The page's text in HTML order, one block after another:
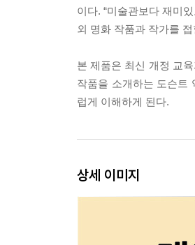
이다. “미술관보다 재미
외 명화 작품과 작가를
본 제품은 최신 개정 교
작품을 소개하는 도슨트
럽게 이해하게 된다.
상세 이미지